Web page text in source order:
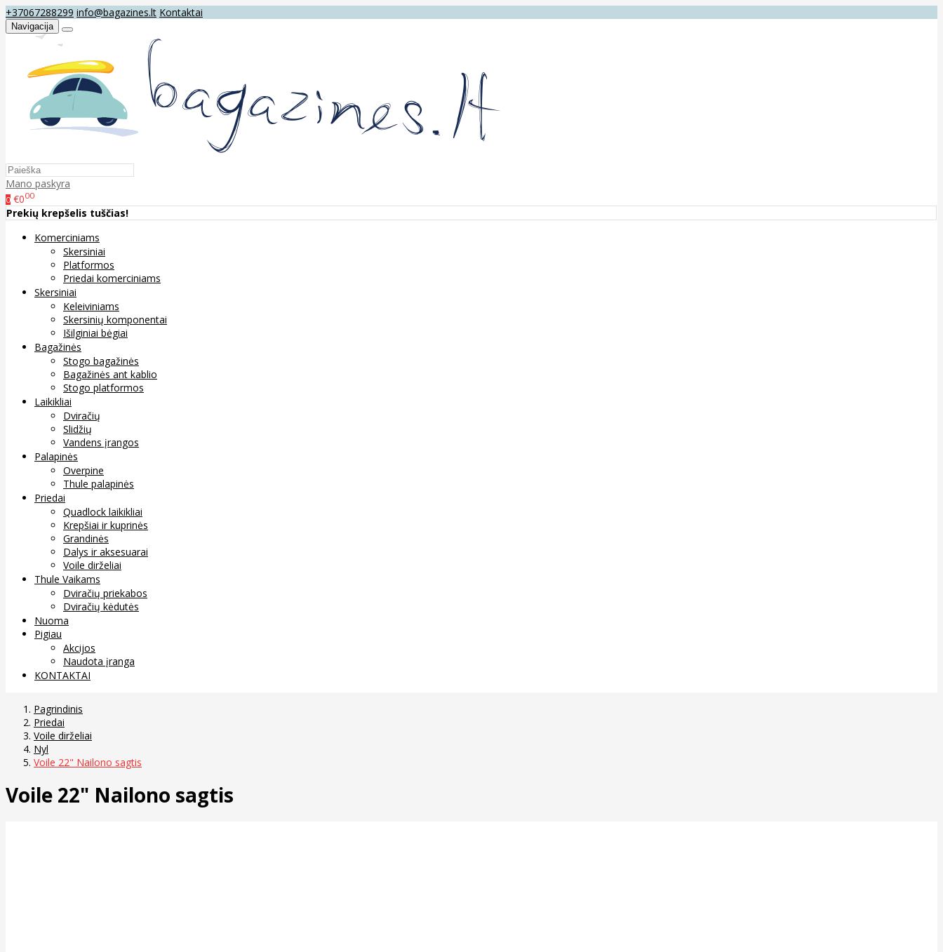
+37067288299 info@bagazines.lt Kontaktai
Navigacija
Mano paskyra
0 €000
Prekių krepšelis tuščias!
Komerciniams
Skersiniai
Platformos
Priedai komerciniams
Skersiniai
Keleiviniams
Skersinių komponentai
Išilginiai bėgiai
Bagažinės
Stogo bagažinės
Bagažinės ant kablio
Stogo platformos
Laikikliai
Dviračių
Slidžių
Vandens įrangos
Palapinės
Overpine
Thule palapinės
Priedai
Quadlock laikikliai
Krepšiai ir kuprinės
Grandinės
Dalys ir aksesuarai
Voile dirželiai
Thule Vaikams
Dviračių priekabos
Dviračių kėdutės
Nuoma
Pigiau
Akcijos
Naudota įranga
KONTAKTAI
Pagrindinis
Priedai
Voile dirželiai
Nyl
Voile 22" Nailono sagtis
Voile 22" Nailono sagtis